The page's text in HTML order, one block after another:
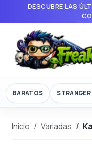
DESCUBRE LAS
BARATOS
Inicio Variadas